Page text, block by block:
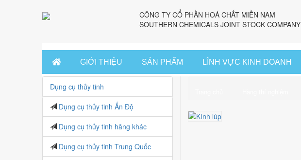
CÔNG TY CỔ PHẦN HOÁ CHẤT MIỀN NAM
SOUTHERN CHEMICALS JOINT STOCK COMPANY
GIỚI THIỆU SẢN PHẨM LĨNH VỰC KINH DOANH
Dụng cụ thủy tinh
Dụng cụ thủy tinh Ấn Độ
Dụng cụ thủy tinh hãng khác
Dụng cụ thủy tinh Trung Quốc